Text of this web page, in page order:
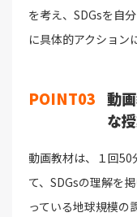
を考え、SDGsを自
に具体的アクション
POINT03 動
な
動画教材は、１回
て、SDGsの理解を
っている地球規模の